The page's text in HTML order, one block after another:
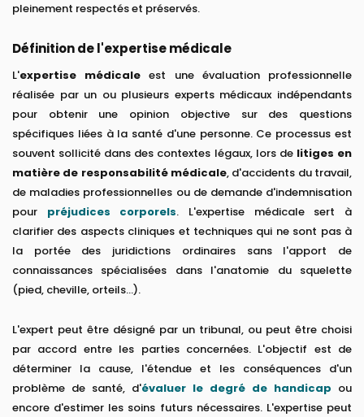
pleinement respectés et préservés.
Définition de l'expertise médicale
L'expertise médicale est une évaluation professionnelle
réalisée par un ou plusieurs experts médicaux indépendants
pour obtenir une opinion objective sur des questions
spécifiques liées à la santé d'une personne. Ce processus est
souvent sollicité dans des contextes légaux, lors de litiges en
matière de responsabilité médicale, d'accidents du travail,
de maladies professionnelles ou de demande d'indemnisation
pour préjudices corporels. L'expertise médicale sert à
clarifier des aspects cliniques et techniques qui ne sont pas à
la portée des juridictions ordinaires sans l'apport de
connaissances spécialisées dans l'anatomie du squelette
(pied, cheville, orteils...).
L'expert peut être désigné par un tribunal, ou peut être choisi
par accord entre les parties concernées. L'objectif est de
déterminer la cause, l'étendue et les conséquences d'un
problème de santé, d'évaluer le degré de handicap ou
encore d'estimer les soins futurs nécessaires. L'expertise peut